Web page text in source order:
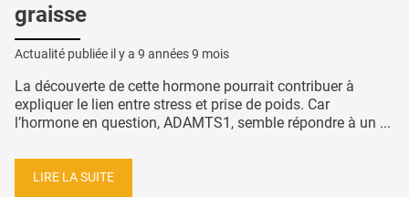
graisse
Actualité publiée il y a 9 années 9 mois
La découverte de cette hormone pourrait contribuer à
expliquer le lien entre stress et prise de poids. Car
l’hormone en question, ADAMTS1, semble répondre à un ...
LIRE LA SUITE